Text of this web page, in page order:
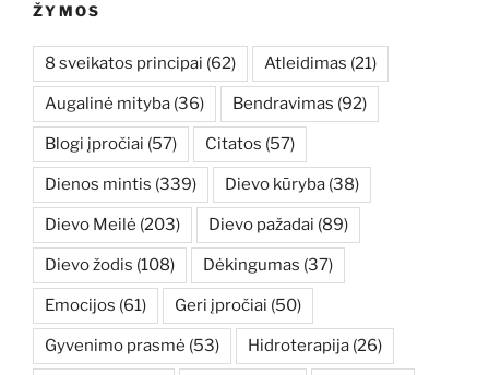
ŽYMOS
8 sveikatos principai (62) Atleidimas (21)
Augalinė mityba (36) Bendravimas (92)
Blogi įpročiai (57) Citatos (57)
Dienos mintis (339) Dievo kūryba (38)
Dievo Meilė (203) Dievo pažadai (89)
Dievo žodis (108) Dėkingumas (37)
Emocijos (61) Geri įpročiai (50)
Gyvenimo prasmė (53) Hidroterapija (26)